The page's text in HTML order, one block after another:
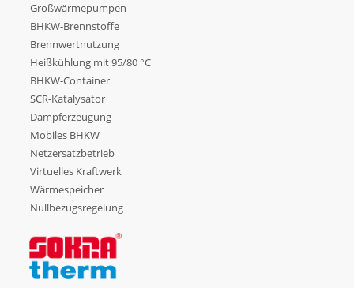
Großwärmepumpen
BHKW-Brennstoffe
Brennwertnutzung
Heißkühlung mit 95/80 °C
BHKW-Container
SCR-Katalysator
Dampferzeugung
Mobiles BHKW
Netzersatzbetrieb
Virtuelles Kraftwerk
Wärmespeicher
Nullbezugsregelung